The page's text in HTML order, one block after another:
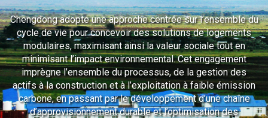
Chengdong adopte une approche centrée sur l’ensemble du
cycle de vie pour concevoir des solutions de logements
modulaires, maximisant ainsi la valeur sociale tout en
minimisant l’impact environnemental. Cet engagement
imprègne l’ensemble du processus, de la gestion des
actifs à la construction et à l’exploitation à faible émission
carbone, en passant par le développement d’une chaîne
d’approvisionnement durable et l’optimisation des